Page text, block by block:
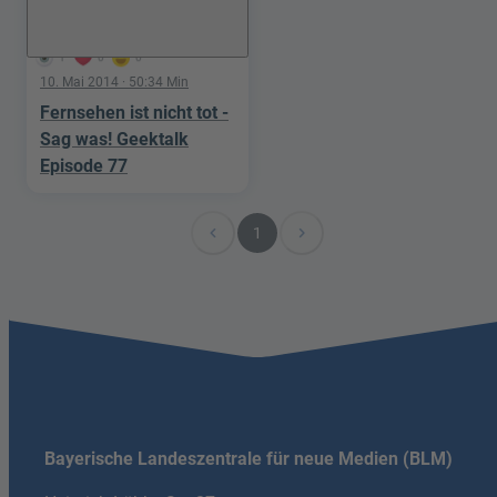
1 0 0
10. Mai 2014 · 50:34 Min
Fernsehen ist nicht tot -
Sag was! Geektalk
Episode 77
navigate_before 1 navigate_next
Bayerische Landeszentrale für neue Medien (BLM)